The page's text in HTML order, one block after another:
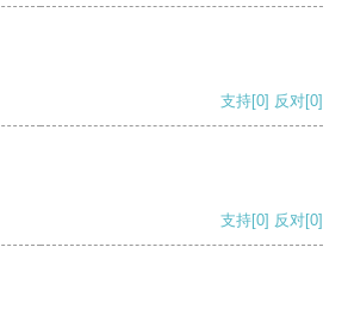
支持[0] 反对[0]
支持[0] 反对[0]